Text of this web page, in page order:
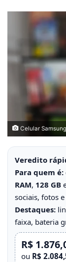
Celular
Veredito
Para quem é:
RAM, 128 GB
sociais, fotos
Destaques:
faixa, bateria
R$
ou R$